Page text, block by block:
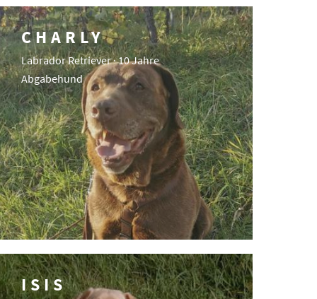
CHARLY
Labrador Retriever · 10 Jahre
Abgabehund
ISIS